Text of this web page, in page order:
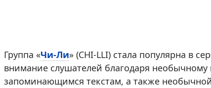
Группа «Чи-Ли» (CHI-LLI) стала популярна в
внимание слушателей благодаря
запоминающимся текстам, а также